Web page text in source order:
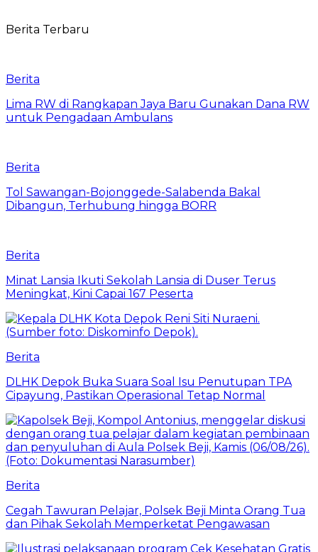
Berita Terbaru
Berita
Lima RW di Rangkapan Jaya Baru Gunakan Dana RW
untuk Pengadaan Ambulans
Berita
Tol Sawangan-Bojonggede-Salabenda Bakal
Dibangun, Terhubung hingga BORR
Berita
Minat Lansia Ikuti Sekolah Lansia di Duser Terus
Meningkat, Kini Capai 167 Peserta
Berita
DLHK Depok Buka Suara Soal Isu Penutupan TPA
Cipayung, Pastikan Operasional Tetap Normal
Berita
Cegah Tawuran Pelajar, Polsek Beji Minta Orang Tua
dan Pihak Sekolah Memperketat Pengawasan